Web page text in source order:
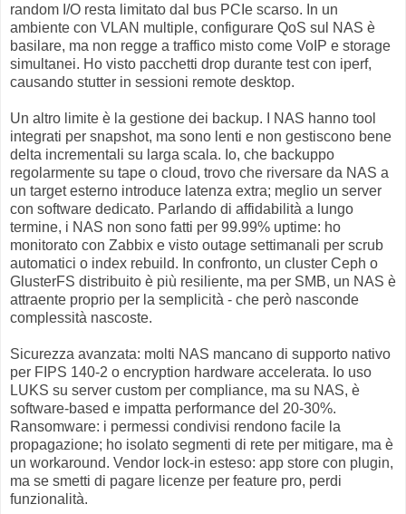
random I/O resta limitato dal bus PCIe scarso. In un
ambiente con VLAN multiple, configurare QoS sul NAS è
basilare, ma non regge a traffico misto come VoIP e storage
simultanei. Ho visto pacchetti drop durante test con iperf,
causando stutter in sessioni remote desktop.
Un altro limite è la gestione dei backup. I NAS hanno tool
integrati per snapshot, ma sono lenti e non gestiscono bene
delta incrementali su larga scala. Io, che backuppo
regolarmente su tape o cloud, trovo che riversare da NAS a
un target esterno introduce latenza extra; meglio un server
con software dedicato. Parlando di affidabilità a lungo
termine, i NAS non sono fatti per 99.99% uptime: ho
monitorato con Zabbix e visto outage settimanali per scrub
automatici o index rebuild. In confronto, un cluster Ceph o
GlusterFS distribuito è più resiliente, ma per SMB, un NAS è
attraente proprio per la semplicità - che però nasconde
complessità nascoste.
Sicurezza avanzata: molti NAS mancano di supporto nativo
per FIPS 140-2 o encryption hardware accelerata. Io uso
LUKS su server custom per compliance, ma su NAS, è
software-based e impatta performance del 20-30%.
Ransomware: i permessi condivisi rendono facile la
propagazione; ho isolato segmenti di rete per mitigare, ma è
un workaround. Vendor lock-in esteso: app store con plugin,
ma se smetti di pagare licenze per feature pro, perdi
funzionalità.